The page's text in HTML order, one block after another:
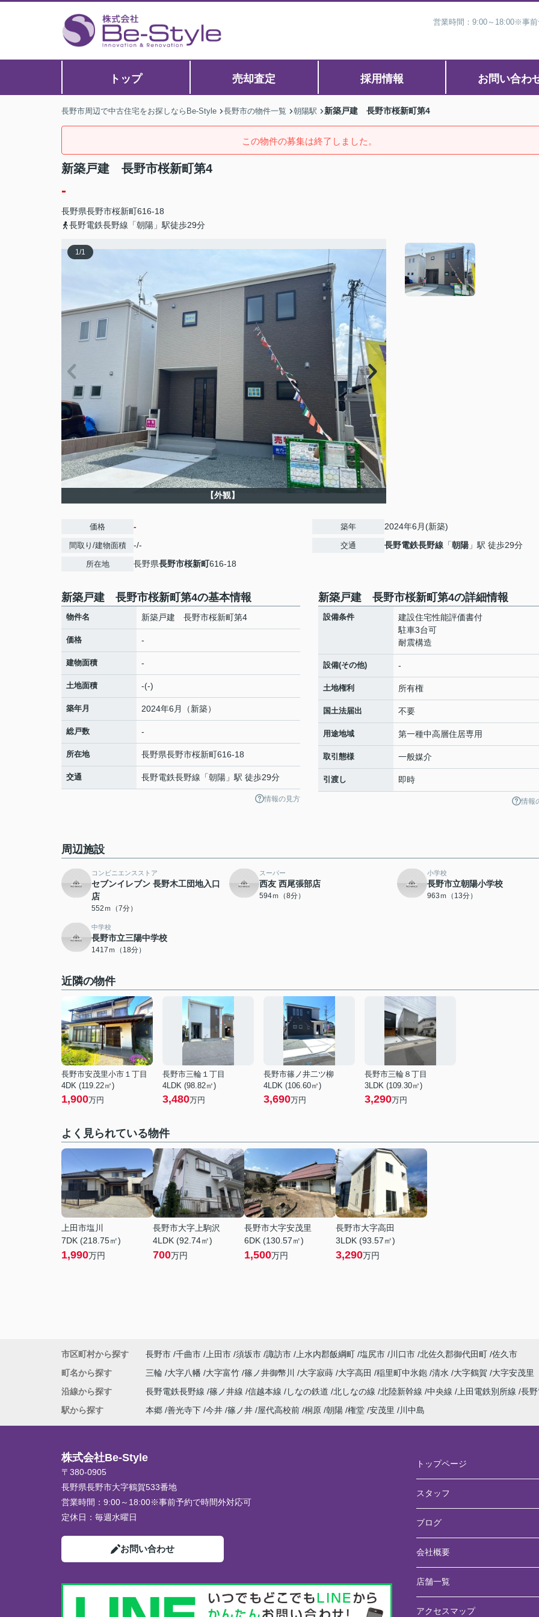
営業時間：9:00～18:00※事
トップ 売却査定 採用情報 お問い合わ
長野市周辺で中古住宅をお探しならBe-Style 長野市の物件一覧 朝陽駅 新築戸建 長野市桜新町第4
この物件の募集は終了しました。
新築戸建 長野市桜新町第4
-
長野県長野市桜新町616-18
長野電鉄長野線「朝陽」駅徒歩29分
1/1
【外観】
価格 -
間取り/建物面積 -/-
所在地 長野県長野市桜新町616-18
築年 2024年6月(新築)
交通 長野電鉄長野線 「朝陽 」駅 徒歩29分
新築戸建 長野市桜新町第4の基本情報
物件名 新築戸建 長野市桜新町第4
価格 -
建物面積 -
土地面積 -(-)
築年月 2024年6月（新築）
総戸数 -
所在地 長野県長野市桜新町616-18
交通 長野電鉄長野線 「朝陽 」駅 徒歩29分
情報の見方
新築戸建 長野市桜新町第4の詳細情報
設備条件
建設住宅性能評価書付
駐車3台可
耐震構造
設備(その他) -
土地権利 所有権
国土法届出 不要
用途地域 第一種中高層住居専用
取引態様 一般媒介
引渡し 即時
情報
周辺施設
コンビニエンスストア
セブンイレブン 長野木工団地入口
店
552ｍ（7分）
スーパー
西友 西尾張部店
594ｍ（8分）
小学校
長野市立朝陽小学校
963ｍ（13分）
中学校
長野市立三陽中学校
1417ｍ（18分）
近隣の物件
長野市安茂里小市１丁目
4DK (119.22㎡)
1,900万円
長野市三輪１丁目
4LDK (98.82㎡)
3,480万円
長野市篠ノ井二ツ柳
4LDK (106.60㎡)
3,690万円
長野市三輪８丁目
3LDK (109.30㎡)
3,290万円
よく見られている物件
上田市塩川
7DK (218.75㎡)
1,990万円
長野市大字上駒沢
4LDK (92.74㎡)
700万円
長野市大字安茂里
6DK (130.57㎡)
1,500万円
長野市大字高田
3LDK (93.57㎡)
3,290万円
市区町村から探す 長野市 千曲市 上田市 須坂市 諏訪市 上水内郡飯綱町 塩尻市 川口市 北佐久郡御代田町 佐久市
町名から探す
三輪 大字八幡 大字富竹 篠ノ井御幣川 大字寂蒔 大字高田 稲里町中氷鉋 清水 大字鶴賀
大字安茂里
沿線から探す
長野電鉄長野線 篠ノ井線 信越本線 しなの鉄道 北しなの線 北陸新幹線 中央線 上田電鉄別所線 長
駅から探す
本郷 善光寺下 今井 篠ノ井 屋代高校前 桐原 朝陽 権堂 安茂里 川中島
株式会社Be-Style
〒380-0905
長野県長野市大字鶴賀533番地
営業時間： 9:00～18:00※事前予約で時間外対応可
定休日： 毎週水曜日
お問い合わせ
トップページ
スタッフ
ブログ
会社概要
店舗一覧
アクセスマップ